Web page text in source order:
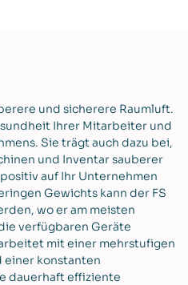
und sicherere Raumluft.
Ihrer Mitarbeiter und
Sie trägt auch dazu bei,
und Inventar sauberer
auf Ihr Unternehmen
Gewichts kann der FS
wo er am meisten
verfügbaren Geräte
mit einer mehrstufigen
einer konstanten
dauerhaft effiziente